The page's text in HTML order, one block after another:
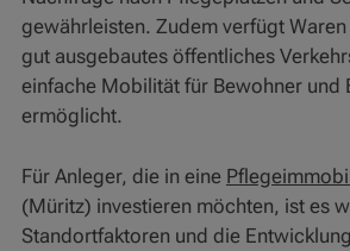
gewährleisten. Zudem verfügt
gut ausgebautes öffentliches
einfache Mobilität für Bewohner und
ermöglicht.
Für Anleger, die in eine
(Müritz) investieren möchten, ist es
Standortfaktoren und die